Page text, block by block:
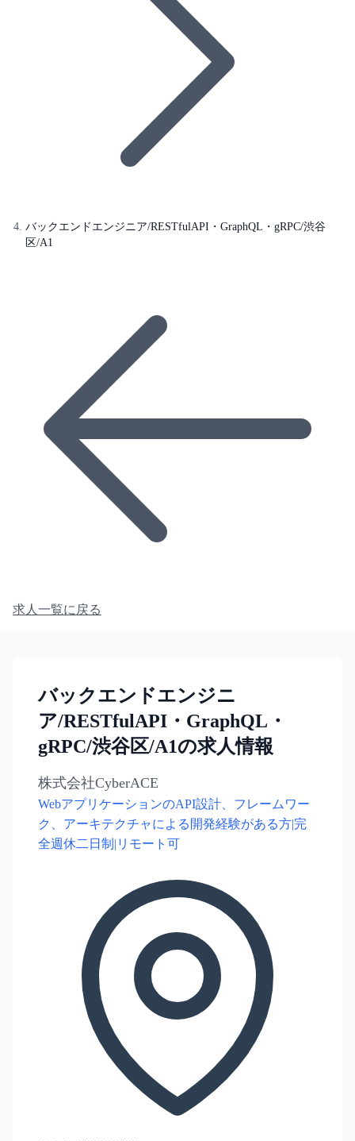
バックエンドエンジニア/RESTfulAPI・GraphQL・gRPC/渋谷
区/A1
求人一覧に戻る
バックエンドエンジニ
ア/RESTfulAPI・GraphQL・
gRPC/渋谷区/A1の求人情報
株式会社CyberACE
WebアプリケーションのAPI設計、フレームワー
ク、アーキテクチャによる開発経験がある方|完
全週休二日制|リモート可